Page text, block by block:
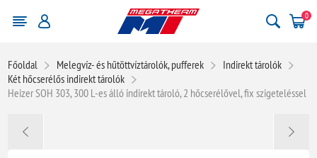
0
Főoldal Melegvíz- és hűtöttvíztárolók, pufferek
Indirekt tárolók
Két hőcserélős indirekt tárolók
Heizer SOH 303, 300 L-es álló indirekt tároló, 2 hőcserélővel, fix szigeteléssel